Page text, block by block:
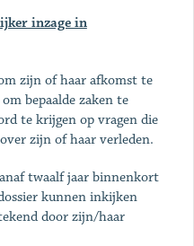
inzage in
zijn of haar afkomst te
bepaalde zaken te
te krijgen op vragen die
zijn of haar verleden.
twaalf jaar binnenkort
kunnen inkijken
door zijn/haar